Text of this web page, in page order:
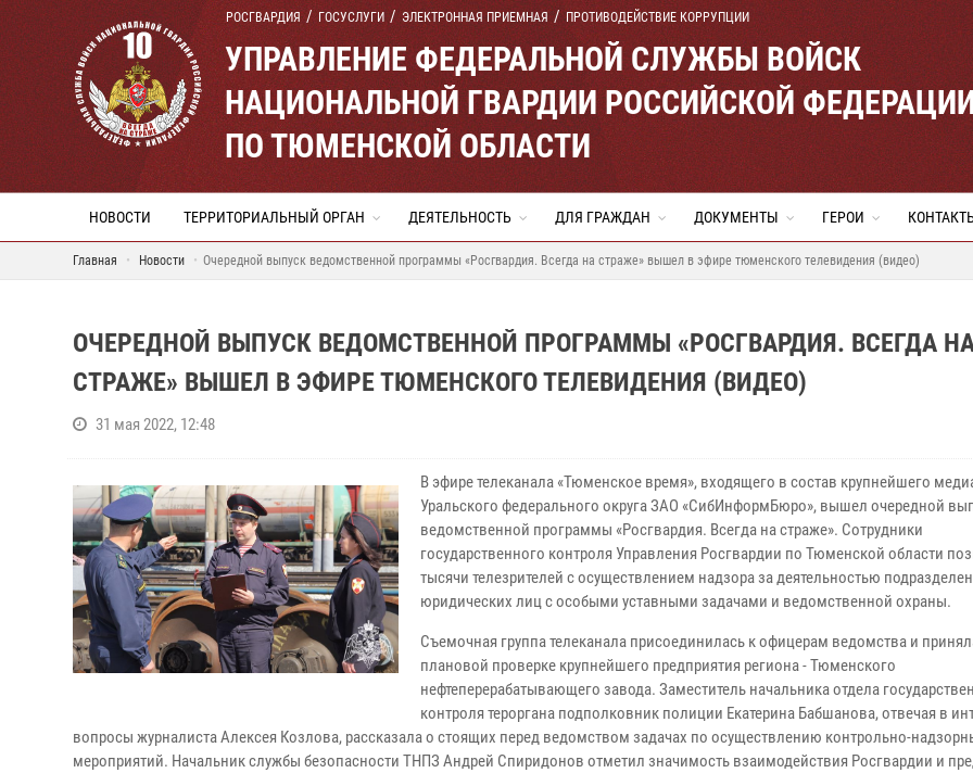
РОСГВАРДИЯ ГОСУСЛУГИ ЭЛЕКТРОННАЯ ПРИЕМНАЯ ПРОТИВОДЕЙСТВИЕ КОРРУПЦИИ
УПРАВЛЕНИЕ ФЕДЕРАЛЬНОЙ СЛУЖБЫ ВОЙСК
НАЦИОНАЛЬНОЙ ГВАРДИИ РОССИЙСКОЙ
ПО ТЮМЕНСКОЙ ОБЛАСТИ
НОВОСТИ ТЕРРИТОРИАЛЬНЫЙ ОРГАН ДЕЯТЕЛЬНОСТЬ ДЛЯ ГРАЖДАН ДОКУМЕНТЫ ГЕРОИ
Главная Новости Очередной выпуск ведомственной программы «Росгвардия. Всегда на страже» вышел в эфире тюменского телевидения (видео)
ОЧЕРЕДНОЙ ВЫПУСК ВЕДОМСТВЕННОЙ ПРОГРАММЫ «РОСГВАРДИЯ. ВСЕГДА
СТРАЖЕ» ВЫШЕЛ В ЭФИРЕ ТЮМЕНСКОГО ТЕЛЕВИДЕНИЯ (ВИДЕО)
31 мая 2022, 12:48
В эфире телеканала «Тюменское время», входящего в состав крупнейшего
Уральского федерального округа ЗАО «СибИнформБюро», вышел очередной
ведомственной программы «Росгвардия. Всегда на страже». Сотрудники
государственного контроля Управления Росгвардии по Тюменской области
тысячи телезрителей с осуществлением надзора за деятельностью
юридических лиц с особыми уставными задачами и ведомственной охраны.
Съемочная группа телеканала присоединилась к офицерам ведомства и
плановой проверке крупнейшего предприятия региона - Тюменского
нефтеперерабатывающего завода. Заместитель начальника отдела
контроля тероргана подполковник полиции Екатерина Бабшанова, отвечая в
вопросы журналиста Алексея Козлова, рассказала о стоящих перед ведомством задачах по осуществлению контрольно-
мероприятий. Начальник службы безопасности ТНПЗ Андрей Спиридонов отметил значимость взаимодействия Росгвардии и